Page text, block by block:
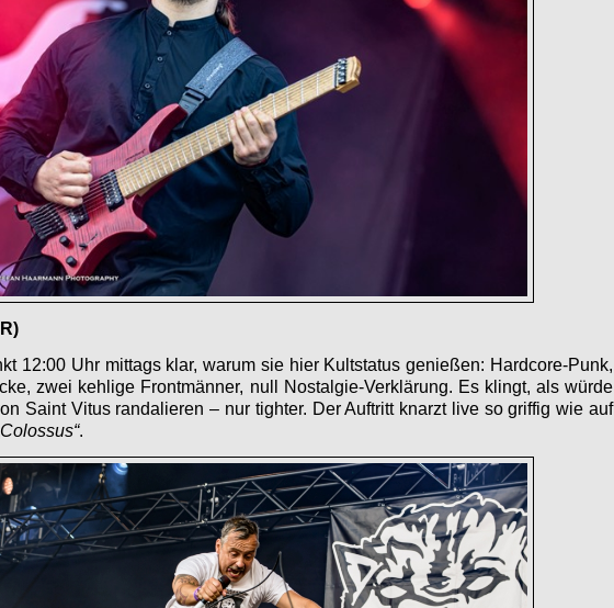
12:00 Uhr mittags klar, warum sie hier Kultstatus genießen: Hardcore-Punk,
zwei kehlige Frontmänner, null Nostalgie-Verklärung. Es klingt, als würde
Saint Vitus randalieren – nur tighter. Der Auftritt knarzt live so griffig wie auf
Colossus“.